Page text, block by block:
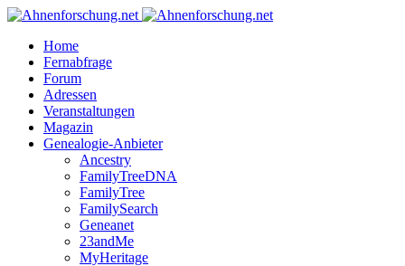
Home
Fernabfrage
Forum
Adressen
Veranstaltungen
Magazin
Genealogie-Anbieter
Ancestry
FamilyTreeDNA
FamilyTree
FamilySearch
Geneanet
23andMe
MyHeritage